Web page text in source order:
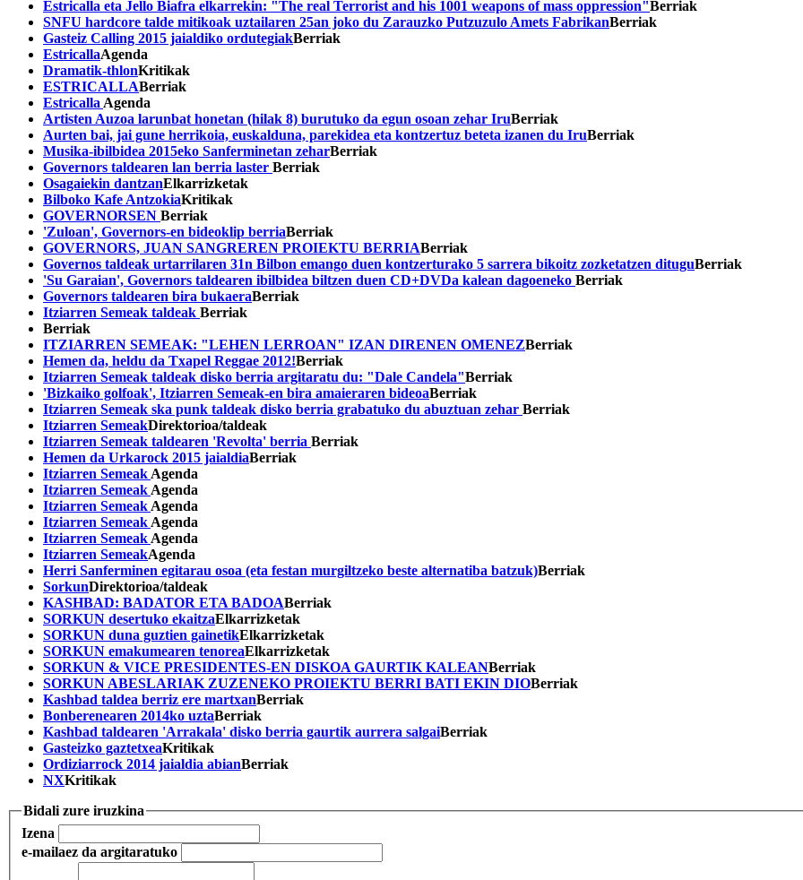
Estricalla eta Jello Biafra elkarrekin: "The real Terrorist and his 1001 weapons of mass oppression"Berriak
SNFU hardcore talde mitikoak uztailaren 25an joko du Zarauzko Putzuzulo Amets FabrikanBerriak
Gasteiz Calling 2015 jaialdiko ordutegiakBerriak
EstricallaAgenda
Dramatik-thlonKritikak
ESTRICALLABerriak
Estricalla Agenda
Artisten Auzoa larunbat honetan (hilak 8) burutuko da egun osoan zehar IruBerriak
Aurten bai, jai gune herrikoia, euskalduna, parekidea eta kontzertuz beteta izanen du IruBerriak
Musika-ibilbidea 2015eko Sanferminetan zeharBerriak
Governors taldearen lan berria laster Berriak
Osagaiekin dantzanElkarrizketak
Bilboko Kafe AntzokiaKritikak
GOVERNORSEN Berriak
'Zuloan', Governors-en bideoklip berriaBerriak
GOVERNORS, JUAN SANGREREN PROIEKTU BERRIABerriak
Governos taldeak urtarrilaren 31n Bilbon emango duen kontzerturako 5 sarrera bikoitz zozketatzen dituguBerriak
'Su Garaian', Governors taldearen ibilbidea biltzen duen CD+DVDa kalean dagoeneko Berriak
Governors taldearen bira bukaeraBerriak
Itziarren Semeak taldeak Berriak
Berriak
ITZIARREN SEMEAK: "LEHEN LERROAN" IZAN DIRENEN OMENEZBerriak
Hemen da, heldu da Txapel Reggae 2012!Berriak
Itziarren Semeak taldeak disko berria argitaratu du: "Dale Candela"Berriak
'Bizkaiko golfoak', Itziarren Semeak-en bira amaieraren bideoaBerriak
Itziarren Semeak ska punk taldeak disko berria grabatuko du abuztuan zehar Berriak
Itziarren SemeakDirektorioa/taldeak
Itziarren Semeak taldearen 'Revolta' berria Berriak
Hemen da Urkarock 2015 jaialdiaBerriak
Itziarren Semeak Agenda
Itziarren Semeak Agenda
Itziarren Semeak Agenda
Itziarren Semeak Agenda
Itziarren Semeak Agenda
Itziarren SemeakAgenda
Herri Sanferminen egitarau osoa (eta festan murgiltzeko beste alternatiba batzuk)Berriak
SorkunDirektorioa/taldeak
KASHBAD: BADATOR ETA BADOABerriak
SORKUN desertuko ekaitzaElkarrizketak
SORKUN duna guztien gainetikElkarrizketak
SORKUN emakumearen tenoreaElkarrizketak
SORKUN & VICE PRESIDENTES-EN DISKOA GAURTIK KALEANBerriak
SORKUN ABESLARIAK ZUZENEKO PROIEKTU BERRI BATI EKIN DIOBerriak
Kashbad taldea berriz ere martxanBerriak
Bonberenearen 2014ko uztaBerriak
Kashbad taldearen 'Arrakala' disko berria gaurtik aurrera salgaiBerriak
Gasteizko gaztetxeaKritikak
Ordiziarrock 2014 jaialdia abianBerriak
NXKritikak
Bidali zure iruzkina
Izena
e-mailaez da argitaratuko